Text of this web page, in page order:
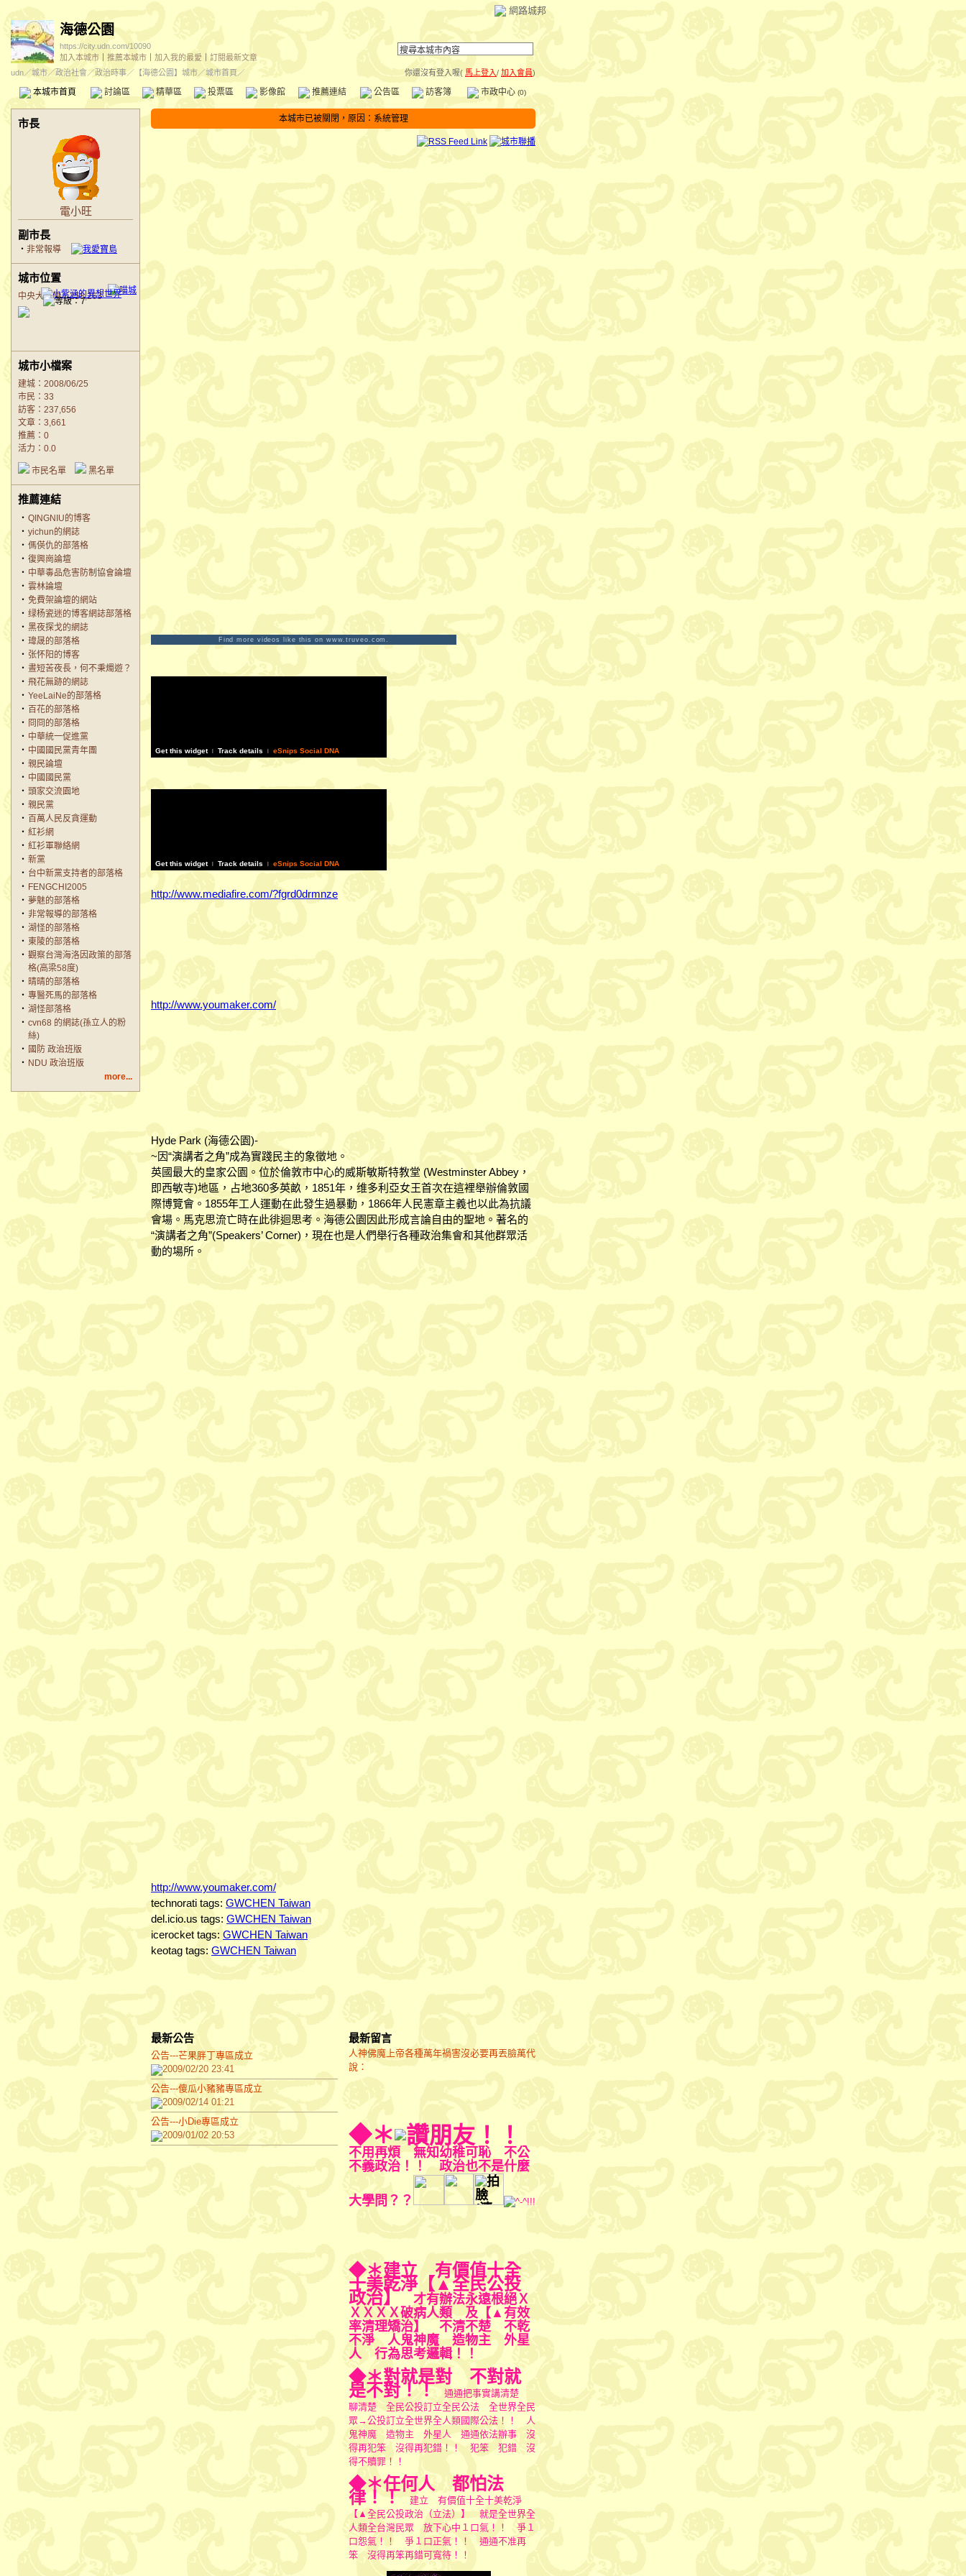
網路城邦
海德公園
https://city.udn.com/10090
加入本城市
推薦本城市 加入我的最愛
訂閱最新文章
udn／城市／政治社會 ／政治時事／ 【海德公園】城市／城市首頁／ 你還沒有登入喔( 馬上登入/ 加入會員)
本城市首頁 討論區 精華區 投票區 影像館 推薦連結 公告區 訪客簿 市政中心 (0)
市長
電小旺
副市長
‧ 非常報導
城市位置
中央大草原／258,263
城市小檔案
建城：2008/06/25
市民：33
訪客：237,656
文章：3,661
推薦： 0
活力：0.0
市民名單 黑名單
推薦連結
‧ QINGNIU的博客
‧ yichun的網誌
‧ 傌偀仇的部落格
‧ 復興崗論壇
‧ 中華毒品危害防制協會論壇
‧ 雲林論壇
‧ 免費架論壇的網站
‧ 绿杨瓷迷的博客網誌部落格
‧ 黑夜探戈的網誌
‧ 瑋晟的部落格
‧ 张怀阳的博客
‧ 晝短苦夜長，何不秉燭遊？
‧ 飛花無跡的網誌
‧ YeeLaiNe的部落格
‧ 百花的部落格
‧ 冏冏的部落格
‧ 中華統一促進黨
‧ 中國國民黨青年團
‧ 親民論壇
‧ 中國國民黨
‧ 頭家交流園地
‧ 親民黨
‧ 百萬人民反貪運動
‧ 紅衫網
‧ 紅衫軍聯絡網
‧ 新黨
‧ 台中新黨支持者的部落格
‧ FENGCHI2005
‧ 夢魅的部落格
‧ 非常報導的部落格
‧ 湖怪的部落格
‧ 東陵的部落格
‧ 觀察台灣海洛因政策的部落
格(高梁58度)
‧ 晴晴的部落格
‧ 專醫死馬的部落格
‧ 湖怪部落格
‧ cvn68 的網誌(孫立人的粉
絲)
‧ 國防 政治班版
‧ NDU 政治班版
more...
本城市已被關閉，原因：系統管理
Find more videos like this on www.truveo.com.
Get this widget Track details eSnips Social DNA
Get this widget Track details eSnips Social DNA
http://www.mediafire.com/?fgrd0drmnze
http://www.youmaker.com/
Hyde Park (海德公園)-
~因“演講者之角”成為實踐民主的象徵地。
英國最大的皇家公園。位於倫敦市中心的威斯敏斯特教堂 (Westminster Abbey，
即西敏寺)地區，占地360多英畝，1851年，维多利亞女王首次在這裡舉辦倫敦國
際博覽會。1855年工人運動在此發生過暴動，1866年人民憲章主義也以此為抗議
會場。馬克思流亡時在此徘迴思考。海德公園因此形成言論自由的聖地。著名的
“演講者之角”(Speakers’ Corner)，現在也是人們舉行各種政治集會和其他群眾活
動的場所。
http://www.youmaker.com/
technorati tags: GWCHEN Taiwan
del.icio.us tags: GWCHEN Taiwan
icerocket tags: GWCHEN Taiwan
keotag tags: GWCHEN Taiwan
最新公告
公告---芒果胖丁專區成立
2009/02/20 23:41
公告---傻瓜小豬豬專區成立
2009/02/14 01:21
公告---小Die專區成立
2009/01/02 20:53
最新留言
人神佛魔上帝各種萬年禍害沒必要再丟臉萬代
說：
◆＊ 朋友！！
不用再煩 無知幼稚可恥 不公
不義政治！！ 政治也不是什麼
大學問？？ ^-^!!!
◆＊建立 有價值十全
十美乾淨【▲全民公投
政治】 才有辦法永遠根絕Ｘ
ＸＸＸＸ破病人類 及【▲有效
率清理矯治】 不清不楚 不乾
不淨 人鬼神魔 造物主 外星
人 行為思考邏輯！！
◆＊對就是對 不對就
是不對！！ 通通把事實講清楚
聊清楚 全民公投訂立全民公法 全世界全民
眾→公投訂立全世界全人類國際公法！！ 人
鬼神魔 造物主 外星人 通通依法辦事 沒
得再犯笨 沒得再犯錯！！ 犯笨 犯錯 沒
得不贖罪！！
◆＊任何人 都怕法
律！！ 建立 有價值十全十美乾淨
【▲全民公投政治（立法）】 就是全世界全
人類全台灣民眾 放下心中１口氣！！ 爭１
口怨氣！！ 爭１口正氣！！ 通通不准再
笨 沒得再笨再錯可寬待！！